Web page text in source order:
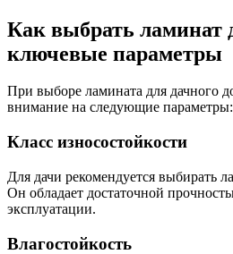
Как выбрать ламинат
ключевые параметры
При выборе ламината для дачного
внимание на следующие параметры:
Класс износостойкости
Для дачи рекомендуется выбирать
Он обладает достаточной
эксплуатации.
Влагостойкость